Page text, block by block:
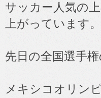
サッカー人気の
上がっています。
先日の全国選手
メキシコオリン